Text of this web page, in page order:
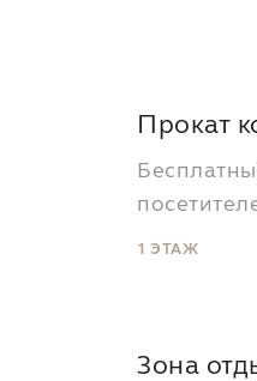
Прокат
1 ЭТАЖ
Зона